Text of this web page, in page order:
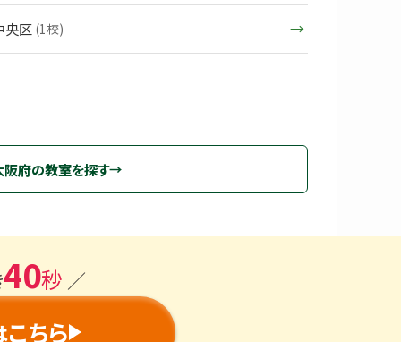
央区 (1校)
阪府の教室を探す
40秒 ／
こちら